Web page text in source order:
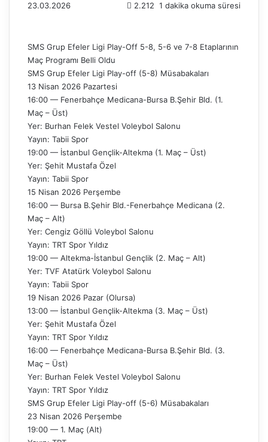
23.03.2026 2.212 1 dakika okuma süresi
SMS Grup Efeler Ligi Play-Off 5-8, 5-6 ve 7-8 Etaplarının
Maç Programı Belli Oldu
SMS Grup Efeler Ligi Play-off (5-8) Müsabakaları
13 Nisan 2026 Pazartesi
16:00 — Fenerbahçe Medicana-Bursa B.Şehir Bld. (1.
Maç – Üst)
Yer: Burhan Felek Vestel Voleybol Salonu
Yayın: Tabii Spor
19:00 — İstanbul Gençlik-Altekma (1. Maç – Üst)
Yer: Şehit Mustafa Özel
Yayın: Tabii Spor
15 Nisan 2026 Perşembe
16:00 — Bursa B.Şehir Bld.-Fenerbahçe Medicana (2.
Maç – Alt)
Yer: Cengiz Göllü Voleybol Salonu
Yayın: TRT Spor Yıldız
19:00 — Altekma-İstanbul Gençlik (2. Maç – Alt)
Yer: TVF Atatürk Voleybol Salonu
Yayın: Tabii Spor
19 Nisan 2026 Pazar (Olursa)
13:00 — İstanbul Gençlik-Altekma (3. Maç – Üst)
Yer: Şehit Mustafa Özel
Yayın: TRT Spor Yıldız
16:00 — Fenerbahçe Medicana-Bursa B.Şehir Bld. (3.
Maç – Üst)
Yer: Burhan Felek Vestel Voleybol Salonu
Yayın: TRT Spor Yıldız
SMS Grup Efeler Ligi Play-off (5-6) Müsabakaları
23 Nisan 2026 Perşembe
19:00 — 1. Maç (Alt)